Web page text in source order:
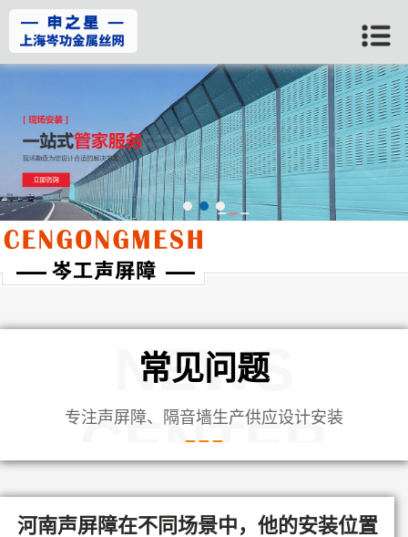
常见问题
NEWS
CENTER
专注声屏障、隔音墙生产供应设计安装
河南声屏障在不同场景中，他的安装位置